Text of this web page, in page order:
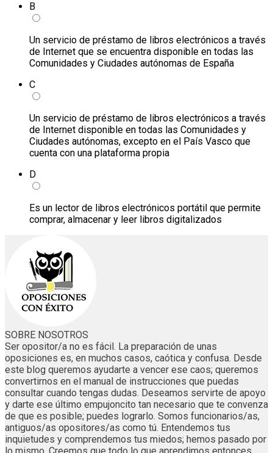
B
Un servicio de préstamo de libros electrónicos a través
de Internet que se encuentra disponible en todas las
Comunidades y Ciudades autónomas de España
C
Un servicio de préstamo de libros electrónicos a través
de Internet disponible en todas las Comunidades y
Ciudades autónomas, excepto en el País Vasco que
cuenta con una plataforma propia
D
Es un lector de libros electrónicos portátil que permite
comprar, almacenar y leer libros digitalizados
SOBRE NOSOTROS
Ser opositor/a no es fácil. La preparación de unas
oposiciones es, en muchos casos, caótica y confusa. Desde
este blog queremos ayudarte a vencer ese caos; queremos
convertirnos en el manual de instrucciones que puedas
consultar cuando tengas dudas. Deseamos servirte de apoyo
y darte ese último empujoncito tan necesario que te convenza
de que es posible; puedes lograrlo. Somos funcionarios/as,
antiguos/as opositores/as como tú. Entendemos tus
inquietudes y comprendemos tus miedos; hemos pasado por